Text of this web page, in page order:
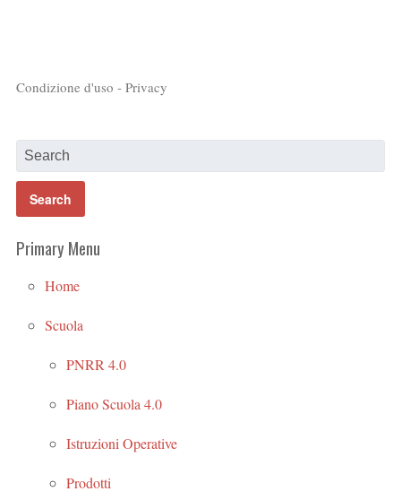
Condizione d'uso - Privacy
Primary Menu
Home
Scuola
PNRR 4.0
Piano Scuola 4.0
Istruzioni Operative
Prodotti